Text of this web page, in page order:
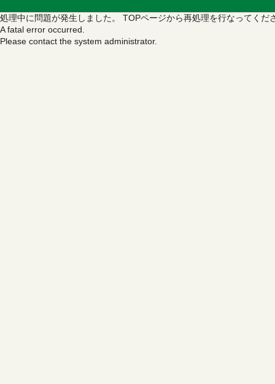
処理中に問題が発生しました。 TOPページから再処理を行なってくだ
A fatal error occurred.
Please contact the system administrator.